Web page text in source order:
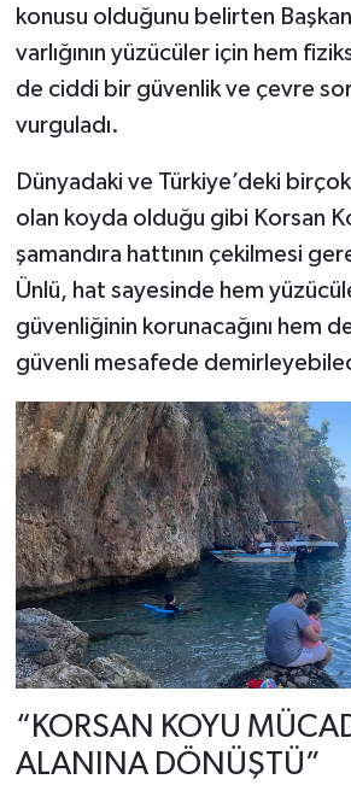
konusu olduğunu belirten
varlığının yüzücüler için hem
de ciddi bir güvenlik ve çevre
vurguladı.
Dünyadaki ve Türkiye’deki
olan koyda olduğu gibi Korsan
şamandıra hattının çekilmesi
Ünlü, hat sayesinde hem
güvenliğinin korunacağını hem
güvenli mesafede
“KORSAN KOYU
ALANINA DÖNÜŞTÜ”